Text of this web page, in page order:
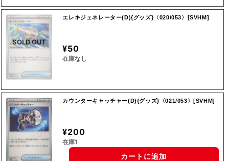
SOLD OUT
エレキジェネレーター(D){グッズ}〈020/053〉[SVHM]
¥50
在庫なし
カウンターキャッチャー(D){グッズ}〈021/053〉[SVHM]
¥200
在庫1
カートに追加